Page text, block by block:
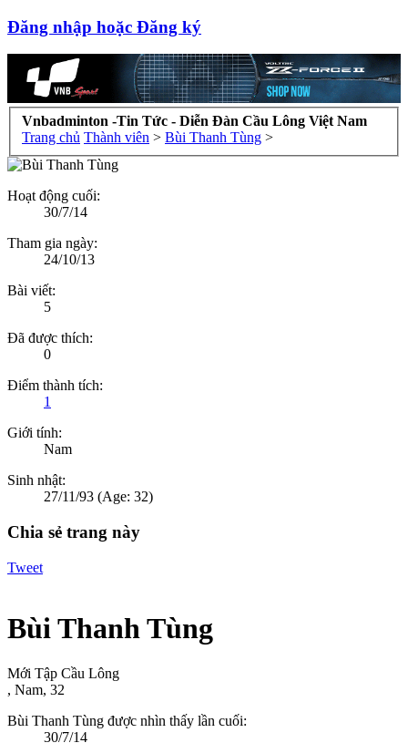
Đăng nhập hoặc Đăng ký
Vnbadminton -Tin Tức - Diễn Đàn Cầu Lông Việt Nam
Trang chủ Thành viên > Bùi Thanh Tùng >
Hoạt động cuối:
30/7/14
Tham gia ngày:
24/10/13
Bài viết:
5
Đã được thích:
0
Điểm thành tích:
1
Giới tính:
Nam
Sinh nhật:
27/11/93 (Age: 32)
Chia sẻ trang này
Tweet
Bùi Thanh Tùng
Mới Tập Cầu Lông
, Nam, 32
Bùi Thanh Tùng được nhìn thấy lần cuối:
30/7/14